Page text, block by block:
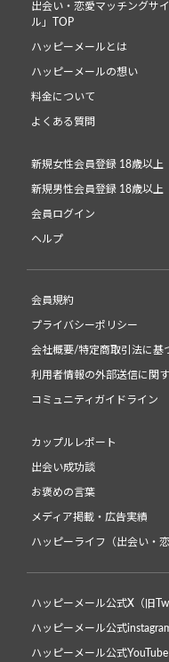
出会い・恋愛マッチングサ
ル」TOP
ハッピーメールとは
ハッピーメールの想い
料金について
よくある質問
新規女性会員登録 18歳以上
新規男性会員登録 18歳以上
会員ログイン
ヘルプ
会員規約
プライバシーポリシー
会社概要/特定商取引法に基
利用者情報の外部送信に関
コミュニティガイドライン
カップルレポート
出会い成功談
お褒めの言葉
メディア掲載・広告実績
ハッピーライフ（出会い・恋
ハッピーメール公式X（旧
ハッピーメール公式
ハッピーメール公式YouTube